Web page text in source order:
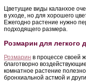
Цветущие виды каланхое
в уходе, но для хорошего
Ежегодно растение нужно
подходящего размера.
Розмарин для легкого
Розмарин в процессе своей
благотворно
комнатное растение
бронхиальной астмой и